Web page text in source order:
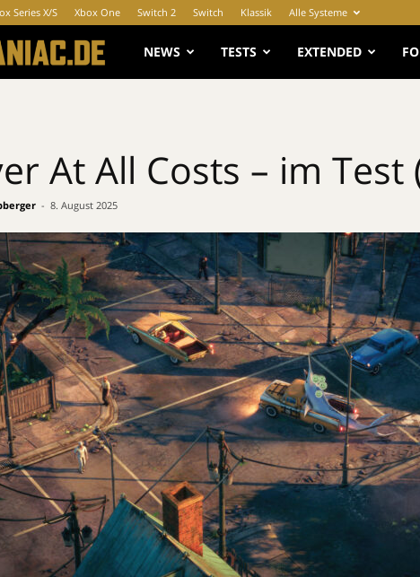
Series X/S Xbox One Switch 2 Switch Klassik Alle Systeme
MANIAC.de
NEWS TESTS EXTENDED
At All Costs – im Test
- 8. August 2025